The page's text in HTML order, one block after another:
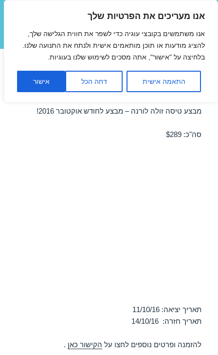
אנו מעריכים את הפרטיות שלך
אנו משתמשים בקובצי עוגיה כדי לשפר את חווית הגלישה שלך,
להציג מודעות או תוכן מותאמים אישית ולנתח את התנועה שלנו.
בלחיצה על "אישור", אתה מסכים לשימוש שלנו בעוגיות.
התאמה אישית דחה הכל אישור
תפריטים
ווידג'טים
טיסות זולות לורנה באוקטובר
11/10/2016
מבצע טיסה זולה לורנה – מבצע לחודש אוקטובר 2016!
סה"כ: $289
תאריך יציאה: 11/10/16
תאריך חזרה: 14/10/16
להזמנה ופרטים נוספים לחצו על הקישור כאן .